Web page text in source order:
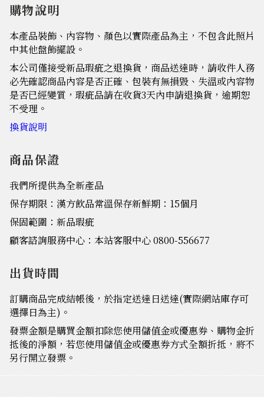
購物說明
本產品裝飾、內容物、顏色以實際產品為主，不包含此照片
中其他盤飾擺設。
本公司僅接受新品瑕疵之退換貨，商品送達時，請收件人務
必先確認商品內容是否正確、包裝有無損毀、失溫或內容物
是否已經變質，瑕疵品請在收貨3天內申請退換貨，逾期恕
不受理。
換貨說明
商品保證
我們所提供為全新產品
保存期限：漢方飲品常溫保存新鮮期：15個月
保固範圍：新品瑕疵
顧客諮詢服務中心：本站客服中心 0800-556677
出貨時間
訂購商品完成結帳後，於指定送達日送達(實際網站庫存可
選擇日為主)。
發票金額是購買金額扣除您使用儲值金或優惠券、購物金折
抵後的淨額，若您使用儲值金或優惠券方式全額折抵，將不
另行開立發票。